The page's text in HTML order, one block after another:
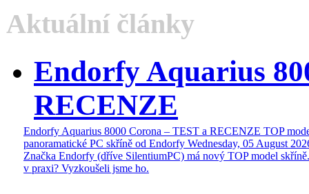
Aktuální články
Endorfy Aquarius
RECENZE
Endorfy Aquarius 8000 Corona – TEST a RECENZE TOP
panoramatické PC skříně od Endorfy Wednesday, 05 August
Značka Endorfy (dříve SilentiumPC) má nový TOP model
v praxi? Vyzkoušeli jsme ho.